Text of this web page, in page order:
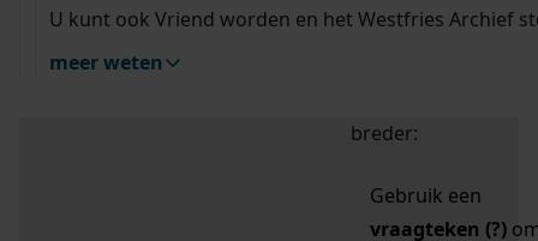
U kunt ook Vriend worden en het Westfries Archief
meer weten
uw zoekopdracht te
breder:
Gebruik een
vraagteken (?)